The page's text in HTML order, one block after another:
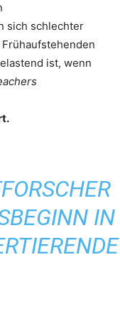
sich schlechter
ist, wenn
IN